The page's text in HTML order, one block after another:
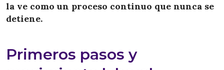
la ve como un proceso continuo que nunca se
detiene.
Primeros pasos y